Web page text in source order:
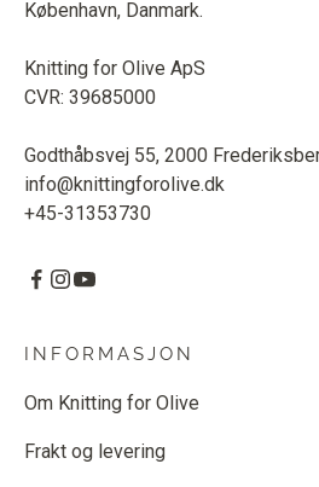
København, Danmark.
Knitting for Olive ApS
CVR: 39685000
Godthåbsvej 55, 2000
info@knittingforolive.dk
+45-31353730
INFORMASJON
Om Knitting for Olive
Frakt og levering